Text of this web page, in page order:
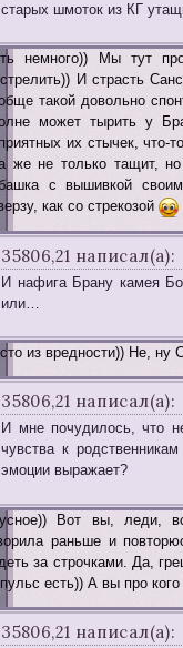
старых шмоток из КГ
немного)) Мы тут
И страсть
такой довольно
может тырить у
их стычек, что-
же не только тащит,
с вышивкой
как со стрекозой
35806,21 написал(а):
И нафига Брану камея
или…
из вредности)) Не, ну
35806,21 написал(а):
И мне почудилось, что
чувства к
эмоции выражает?
Вот вы, леди,
раньше и
за строчками. Да,
есть)) А вы про
35806,21 написал(а):